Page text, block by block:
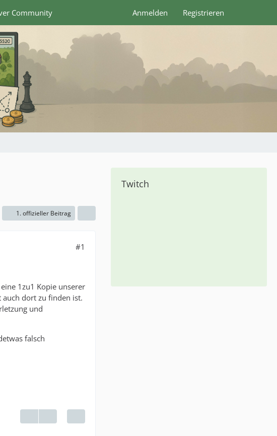
Community Anmelden Registrieren
1. offizieller Beitrag
#1
1zu1 Kopie unserer
auch dort zu finden ist.
und
falsch
Twitch